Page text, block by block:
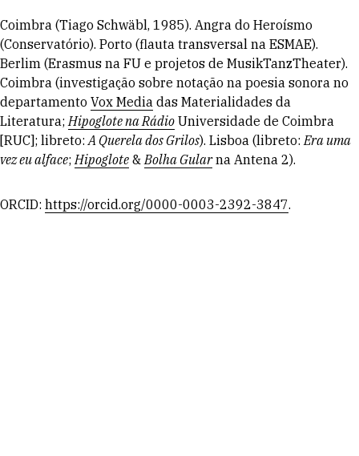
Coimbra (Tiago Schwäbl, 1985). Angra do Heroísmo
(Conservatório). Porto (flauta transversal na ESMAE).
Berlim (Erasmus na FU e projetos de MusikTanzTheater).
Coimbra (investigação sobre notação na poesia sonora no
departamento Vox Media das Materialidades da
Literatura;Hipoglote na Rádio Universidade de Coimbra
[RUC]; libreto:A Querela dos Grilos). Lisboa (libreto:Era uma
vez eu alface;Hipoglote &Bolha Gularna Antena 2).
ORCID: https://orcid.org/0000-0003-2392-3847.